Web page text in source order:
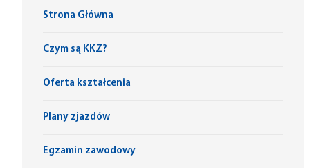
Strona Główna
Czym są KKZ?
Oferta kształcenia
Plany zjazdów
Egzamin zawodowy